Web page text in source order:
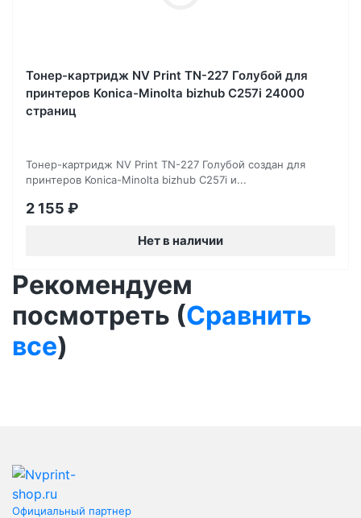
Тонер-картридж NV Print TN-227 Голубой для
принтеров Konica-Minolta bizhub C257i 24000
страниц
Тонер-картридж NV Print TN-227 Голубой создан для
принтеров Konica-Minolta bizhub C257i и...
2 155 ₽
Нет в наличии
Рекомендуем
посмотреть (Сравнить
все)
Официальный партнер